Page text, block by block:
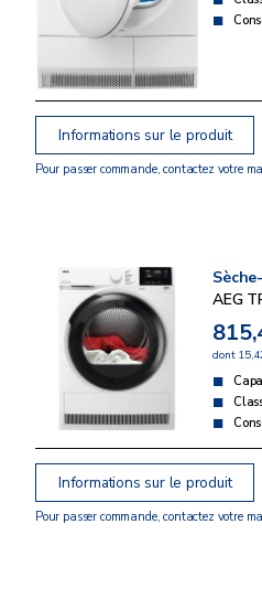
Informations sur le produit
Pour passer commande, contactez votre
AEG
dont
Informations sur le produit
Pour passer commande, contactez votre